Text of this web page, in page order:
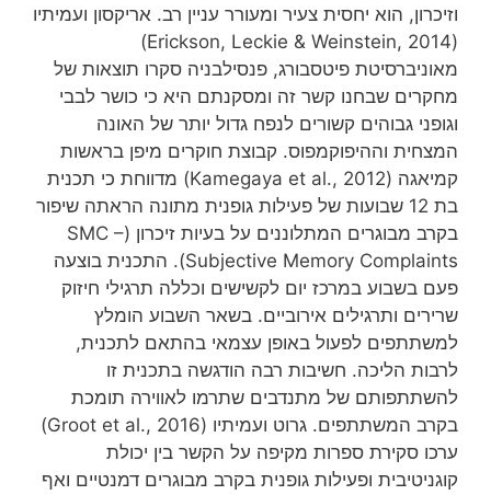
וזיכרון, הוא יחסית צעיר ומעורר עניין רב. אריקסון ועמיתיו
(Erickson, Leckie & Weinstein, 2014)
מאוניברסיטת פיטסבורג, פנסילבניה סקרו תוצאות של
מחקרים שבחנו קשר זה ומסקנתם היא כי כושר לבבי
וגופני גבוהים קשורים לנפח גדול יותר של האונה
המצחית וההיפוקמפוס. קבוצת חוקרים מיפן בראשות
קמיאגה (Kamegaya et al., 2012) מדווחת כי תכנית
בת 12 שבועות של פעילות גופנית מתונה הראתה שיפור
בקרב מבוגרים המתלוננים על בעיות זיכרון (SMC –
Subjective Memory Complaints). התכנית בוצעה
פעם בשבוע במרכז יום לקשישים וכללה תרגילי חיזוק
שרירים ותרגילים אירוביים. בשאר השבוע הומלץ
למשתתפים לפעול באופן עצמאי בהתאם לתכנית,
לרבות הליכה. חשיבות רבה הודגשה בתכנית זו
להשתתפותם של מתנדבים שתרמו לאווירה תומכת
בקרב המשתתפים. גרוט ועמיתיו (Groot et al., 2016)
ערכו סקירת ספרות מקיפה על הקשר בין יכולת
קוגניטיבית ופעילות גופנית בקרב מבוגרים דמנטיים ואף